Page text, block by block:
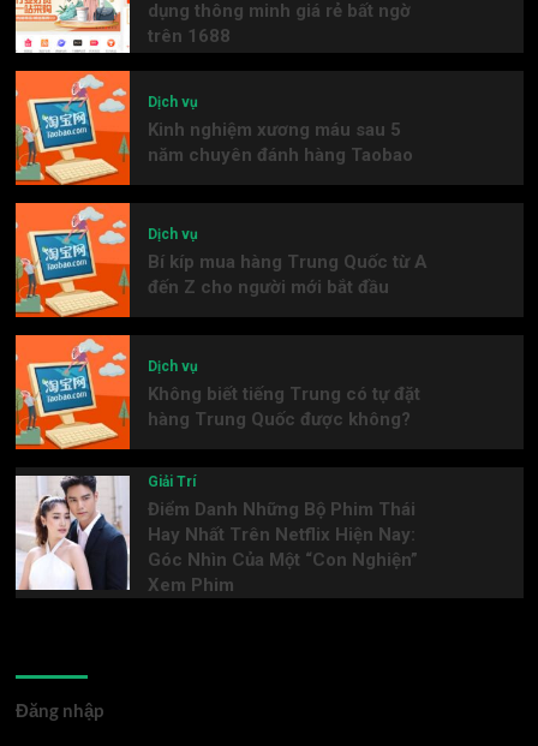
dụng thông minh giá rẻ bất ngờ
trên 1688
Dịch vụ
Kinh nghiệm xương máu sau 5
năm chuyên đánh hàng Taobao
Dịch vụ
Bí kíp mua hàng Trung Quốc từ A
đến Z cho người mới bắt đầu
Dịch vụ
Không biết tiếng Trung có tự đặt
hàng Trung Quốc được không?
Giải Trí
Điểm Danh Những Bộ Phim Thái
Hay Nhất Trên Netflix Hiện Nay:
Góc Nhìn Của Một “Con Nghiện”
Xem Phim
Đăng nhập